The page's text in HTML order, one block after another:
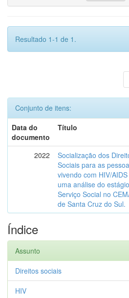
Resultado 1-1 de 1.
Conjunto de itens:
Data do
documento
Título
2022
Socialização dos
Sociais para as
vivendo com HIV/AIDS
uma análise do
Serviço Social no
de Santa Cruz do Sul.
Índice
Assunto
Direitos sociais
HIV